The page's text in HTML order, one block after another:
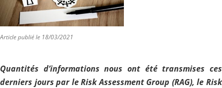
Article publié le 18/03/2021
Quantités d’informations nous ont été transmises ces
derniers jours par leRisk Assessment Group (RAG), le Risk